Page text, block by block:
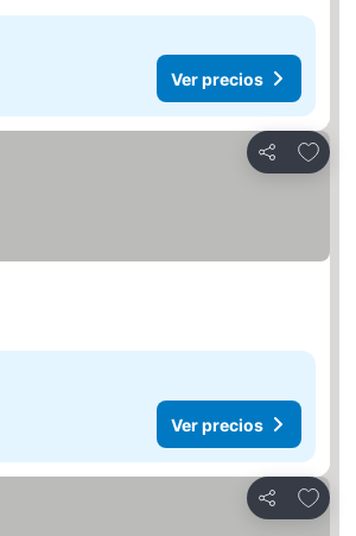
Ver precios
Compartir
Ver precios
Compartir